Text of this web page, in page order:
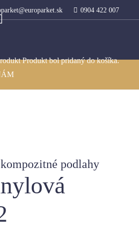
0904 422 007
Produktbol pridaný do košíka.
podlahy